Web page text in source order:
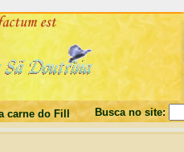
do Filho do Homem, e não
Busca no site: